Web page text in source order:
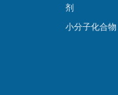
剂
小分子化合物